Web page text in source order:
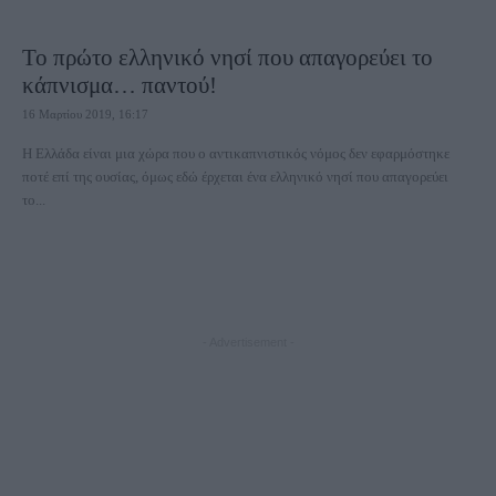
Το πρώτο ελληνικό νησί που απαγορεύει το
κάπνισμα… παντού!
16 Μαρτίου 2019, 16:17
Η Ελλάδα είναι μια χώρα που ο αντικαπνιστικός νόμος δεν εφαρμόστηκε
ποτέ επί της ουσίας, όμως εδώ έρχεται ένα ελληνικό νησί που απαγορεύει
το...